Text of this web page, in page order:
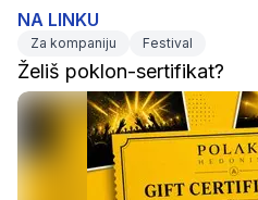
NA LINKU
Za kompaniju Festival
Želiš poklon-sertifikat?